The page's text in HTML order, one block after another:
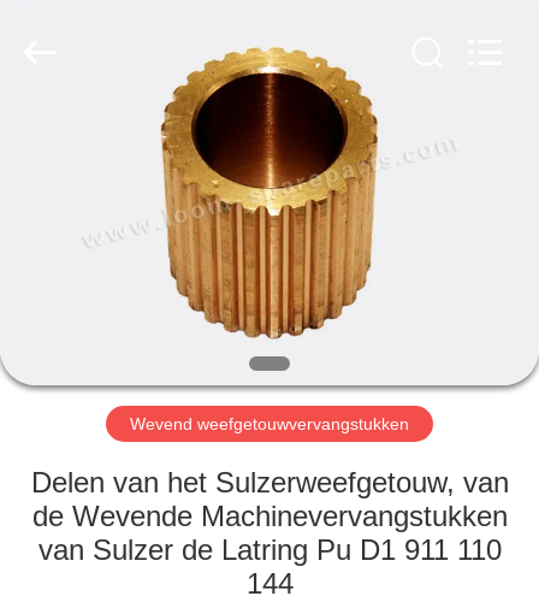
PRODUCTEN
FABRIEKSREIS
KWALITEITSCONTROLE
CONTACTEER
Wevend weefgetouwvervangstukken
Delen van het Sulzerweefgetouw, van
de Wevende Machinevervangstukken
van Sulzer de Latring Pu D1 911 110
144